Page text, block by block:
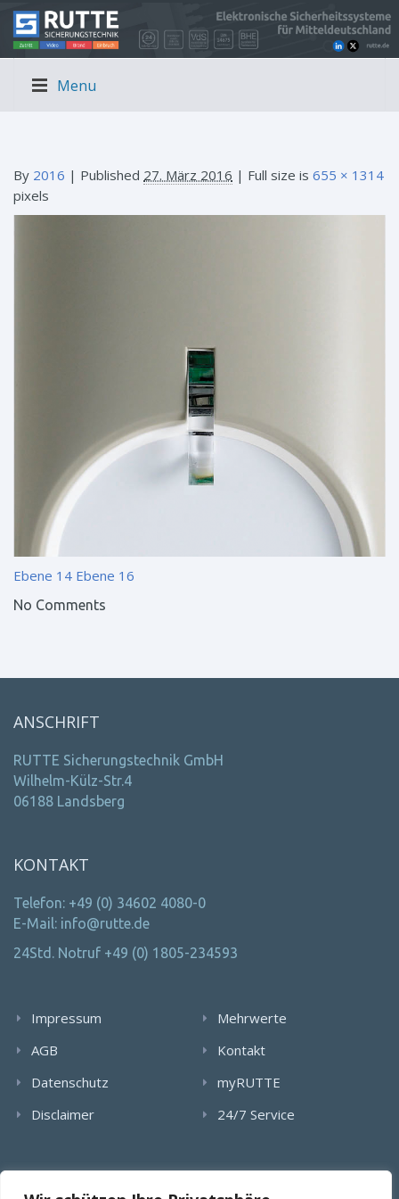
Menu
By 2016 | Published 27. März 2016 | Full size is 655 × 1314
pixels
Ebene 14 Ebene 16
No Comments
ANSCHRIFT
RUTTE Sicherungstechnik GmbH
Wilhelm-Külz-Str.4
06188 Landsberg
KONTAKT
Telefon: +49 (0) 34602 4080-0
E-Mail: info@rutte.de
24Std. Notruf +49 (0) 1805-234593
Impressum
AGB
Datenschutz
Disclaimer
Mehrwerte
Kontakt
myRUTTE
24/7 Service